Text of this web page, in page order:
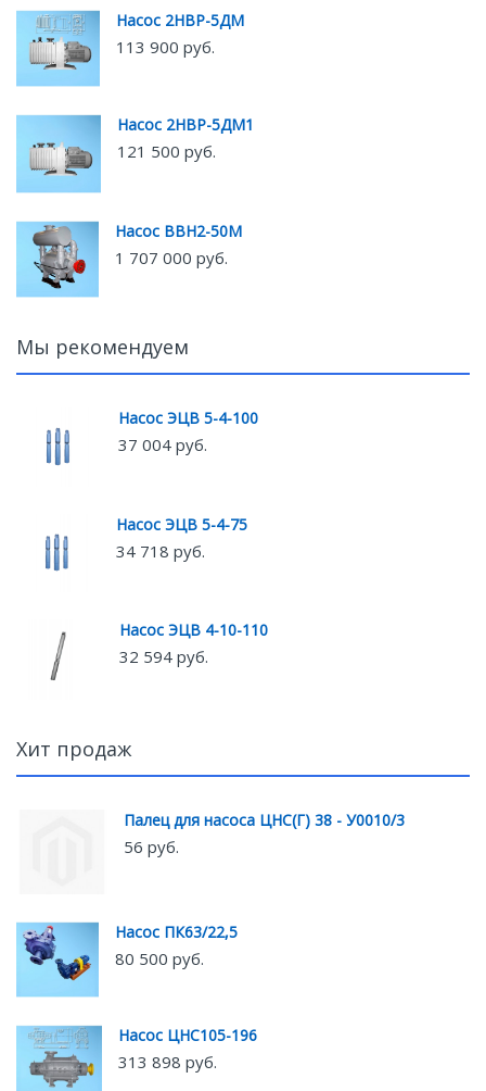
Насос 2НВР-5ДМ
113 900 руб.
Насос 2НВР-5ДМ1
121 500 руб.
Насос ВВН2-50М
1 707 000 руб.
Мы рекомендуем
Насос ЭЦВ 5-4-100
37 004 руб.
Насос ЭЦВ 5-4-75
34 718 руб.
Насос ЭЦВ 4-10-110
32 594 руб.
Хит продаж
Палец для насоса ЦНС(Г) 38 - У0010/3
56 руб.
Насос ПК63/22,5
80 500 руб.
Насос ЦНС105-196
313 898 руб.